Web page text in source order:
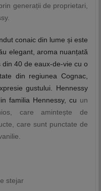
generații de proprietari,
conaic din lume și este
elegant, aroma nuanțată
40 de eaux-de-vie cu o
din regiunea Cognac,
gustului. Hennessy
familia Hennessy, cu un
care amintește de
care sunt punctate de
stejar